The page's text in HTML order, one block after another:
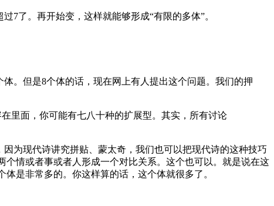
7了。再开始变，这样就能够形成“有限的多体”。
。但是8个体的话，现在网上有人提出这个问题。我们的押
里面，你可能有七八十种的扩展型。其实，所有讨论
为现代诗讲究拼贴、蒙太奇，我们也可以把现代诗的这种技巧
情或者事或者人形成一个对比关系。这个也可以。就是说在这
是非常多的。你这样算的话，这个体就很多了。